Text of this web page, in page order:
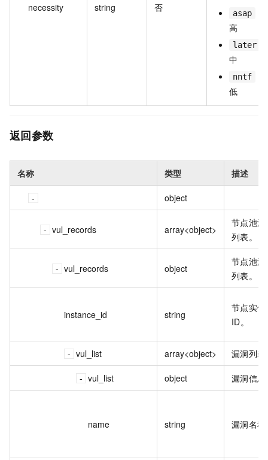
necessity string 否 asap
高
later
中
nntf
低
返回参数
名称 类型 描述
object
vul_records array<object>
节点池漏
列表。
vul_records object
节点池漏
列表。
instance_id string
节点实例
ID。
vul_list array<object> 漏洞列表
vul_list object 漏洞信息
name string 漏洞名称